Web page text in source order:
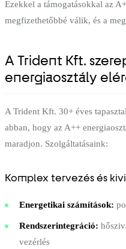
Ezekkel a támogatásokkal az
megfizethetőbbé válik, és a
A Trident Kft.
energiaosztály
A Trident Kft. 30+ éves
abban, hogy az A++
maradjon. Szolgáltatásaink:
Komplex tervezés és
Energetikai számítások:
Rendszerintegráció:
vezérlés